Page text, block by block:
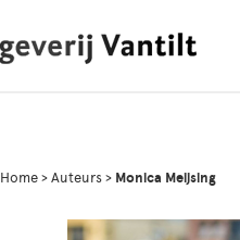
Home > Auteurs > Monica Meijsing